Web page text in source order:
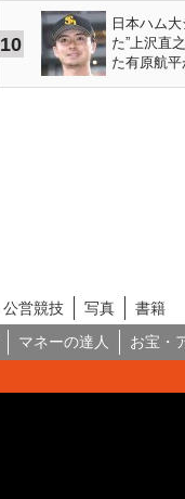
10
日本ハム
た”上沢直
た有原航
公営競技 写真
書籍
マネーの達人 お宝・